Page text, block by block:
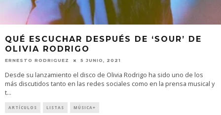
QUÉ ESCUCHAR DESPUÉS DE ‘SOUR’ DE
OLIVIA RODRIGO
ERNESTO RODRIGUEZ 5 JUNIO, 2021
Desde su lanzamiento el disco de Olivia Rodrigo ha sido uno de los
más discutidos tanto en las redes sociales como en la prensa musical y
t...
ARTÍCULOS LISTAS MÚSICA+